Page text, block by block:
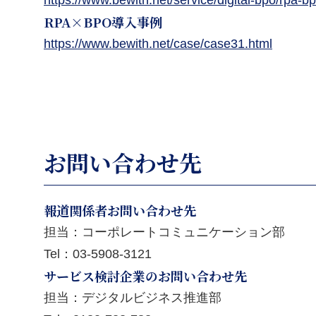
RPA×BPO導入事例
https://www.bewith.net/case/case31.html
お問い合わせ先
報道関係者お問い合わせ先
担当：コーポレートコミュニケーション部
Tel： 03-5908-3121
サービス検討企業のお問い合わせ先
担当：デジタルビジネス推進部